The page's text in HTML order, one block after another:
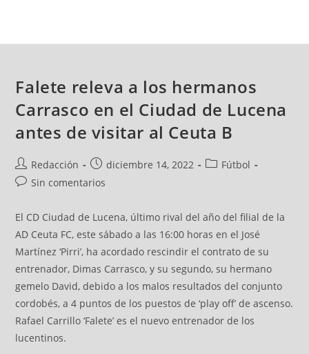
Falete releva a los hermanos
Carrasco en el Ciudad de Lucena
antes de visitar al Ceuta B
Redacción diciembre 14, 2022
Fútbol
Sin comentarios
El CD Ciudad de Lucena, último rival del año del filial de la
AD Ceuta FC, este sábado a las 16:00 horas en el José
Martínez ‘Pirri’, ha acordado rescindir el contrato de su
entrenador, Dimas Carrasco, y su segundo, su hermano
gemelo David, debido a los malos resultados del conjunto
cordobés, a 4 puntos de los puestos de ‘play off’ de ascenso.
Rafael Carrillo ‘Falete’ es el nuevo entrenador de los
lucentinos.